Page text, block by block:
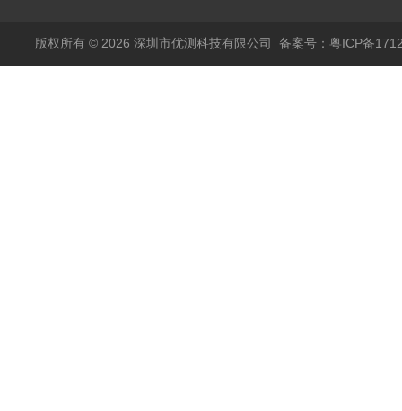
版权所有 © 2026 深圳市优测科技有限公司 备案号：粤ICP备